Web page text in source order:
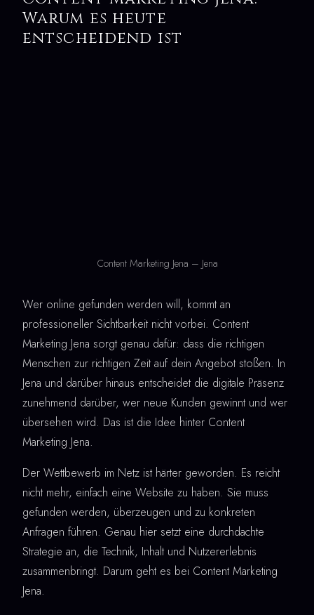
Warum es heute
entscheidend ist
Content Marketing Jena – Jena
Wer online gefunden werden will, kommt an
professioneller Sichtbarkeit nicht vorbei. Content
Marketing Jena sorgt genau dafür: dass die richtigen
Menschen zur richtigen Zeit auf dein Angebot stoßen. In
Jena und darüber hinaus entscheidet die digitale Präsenz
zunehmend darüber, wer neue Kunden gewinnt und wer
übersehen wird. Das ist die Idee hinter Content
Marketing Jena.
Der Wettbewerb im Netz ist härter geworden. Es reicht
nicht mehr, einfach eine Website zu haben. Sie muss
gefunden werden, überzeugen und zu konkreten
Anfragen führen. Genau hier setzt eine durchdachte
Strategie an, die Technik, Inhalt und Nutzererlebnis
zusammenbringt. Darum geht es bei Content Marketing
Jena.